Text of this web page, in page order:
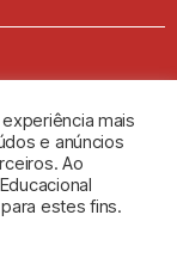
mais
e anúncios
Ao
estes fins.